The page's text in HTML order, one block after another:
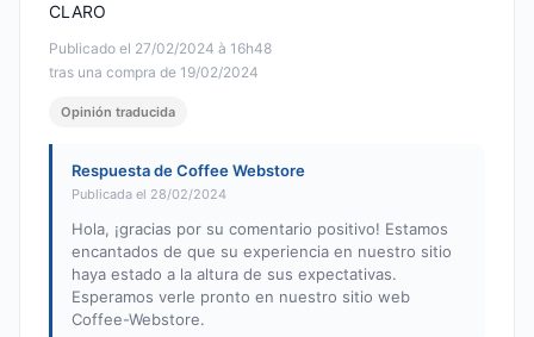
Publicado el 27/02/2024 à 16h48
tras una compra de 19/02/2024
CLARO
Opinión traducida
Respuesta de Coffee Webstore
Publicada el 28/02/2024
Hola, ¡gracias por su comentario positivo! Estamos
encantados de que su experiencia en nuestro sitio
haya estado a la altura de sus expectativas.
Esperamos verle pronto en nuestro sitio web
Coffee-Webstore.